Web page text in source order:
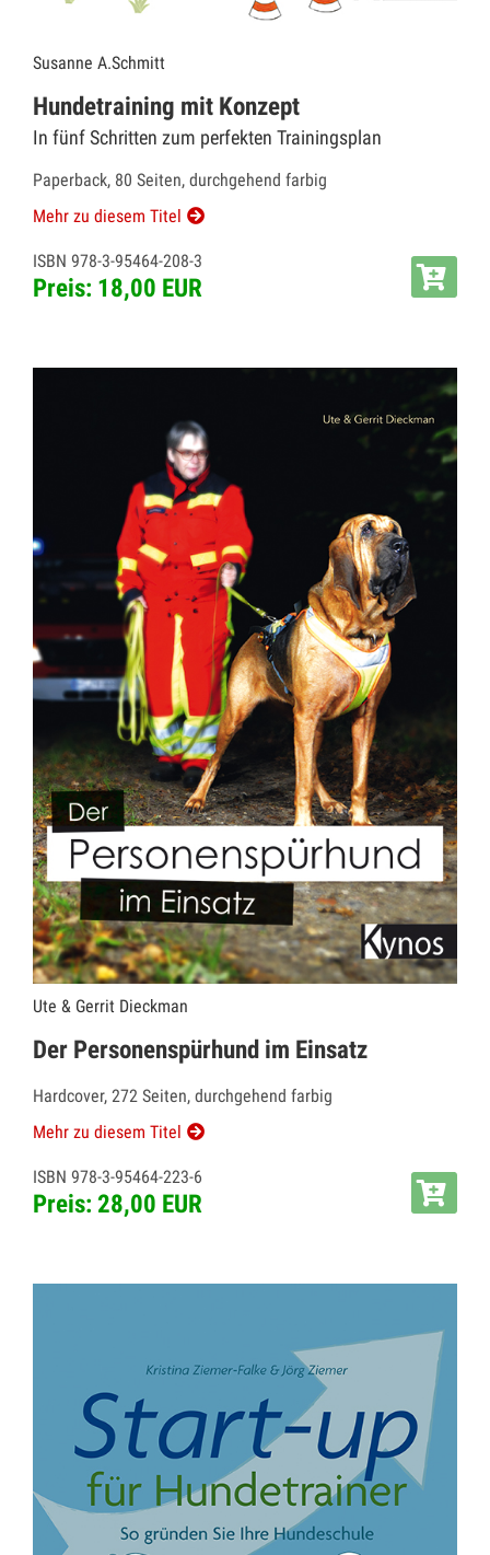
Susanne A.Schmitt
Hundetraining mit Konzept
In fünf Schritten zum perfekten Trainingsplan
Paperback, 80 Seiten, durchgehend farbig
Mehr zu diesem Titel
ISBN 978-3-95464-208-3
Preis: 18,00 EUR
Ute & Gerrit Dieckman
Der Personenspürhund im Einsatz
Hardcover, 272 Seiten, durchgehend farbig
Mehr zu diesem Titel
ISBN 978-3-95464-223-6
Preis: 28,00 EUR